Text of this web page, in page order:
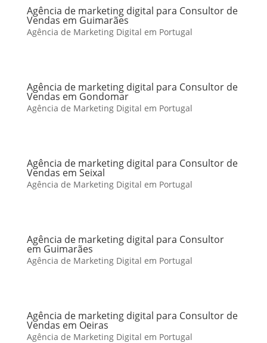
Agência de marketing digital para Consultor de
Vendas em Guimarães
Agência de Marketing Digital em Portugal
Agência de marketing digital para Consultor de
Vendas em Gondomar
Agência de Marketing Digital em Portugal
Agência de marketing digital para Consultor de
Vendas em Seixal
Agência de Marketing Digital em Portugal
Agência de marketing digital para Consultor
em Guimarães
Agência de Marketing Digital em Portugal
Agência de marketing digital para Consultor de
Vendas em Oeiras
Agência de Marketing Digital em Portugal